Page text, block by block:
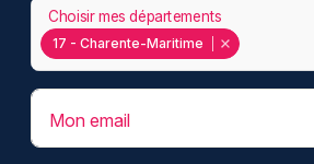
17 - Charente-Maritime
Choisir mes départements
Mon email